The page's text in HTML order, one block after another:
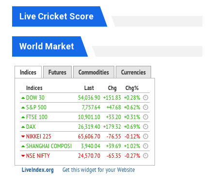
Live Cricket Score
World Market